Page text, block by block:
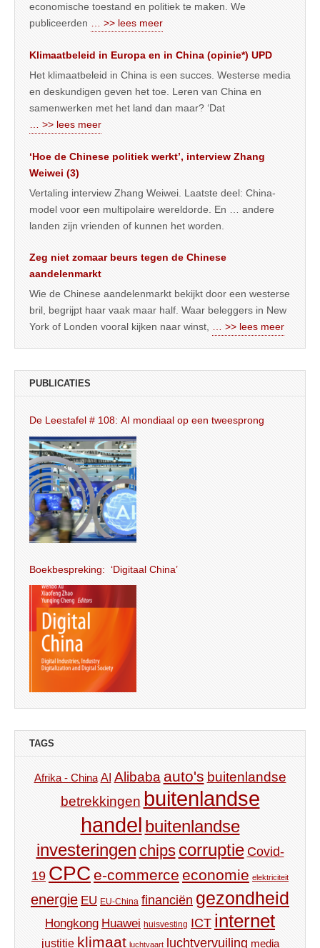
economische toestand en politiek te maken. We
publiceerden … >> lees meer
Klimaatbeleid in Europa en in China (opinie*) UPD
Het klimaatbeleid in China is een succes. Westerse media
en deskundigen geven het toe. Leren van China en
samenwerken met het land dan maar? ‘Dat
… >> lees meer
‘Hoe de Chinese politiek werkt’, interview Zhang
Weiwei (3)
Vertaling interview Zhang Weiwei. Laatste deel: China-
model voor een multipolaire wereldorde. En … andere
landen zijn vrienden of kunnen het worden.
Zeg niet zomaar beurs tegen de Chinese
aandelenmarkt
Wie de Chinese aandelenmarkt bekijkt door een westerse
bril, begrijpt haar vaak maar half. Waar beleggers in New
York of Londen vooral kijken naar winst, … >> lees meer
PUBLICATIES
De Leestafel # 108: AI mondiaal op een tweesprong
Boekbespreking: ‘Digitaal China’
TAGS
Afrika - China AI Alibaba auto's buitenlandse
betrekkingen buitenlandse
handel buitenlandse
investeringen chips corruptie Covid-
19 CPC e-commerce economie elektriciteit
energie EU EU-China financiën gezondheid
Hongkong Huawei huisvesting ICT internet
justitie klimaat luchtvaart luchtvervuiling media